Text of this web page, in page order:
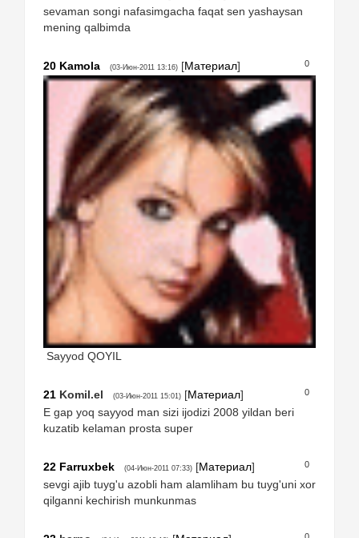
sevaman songi nafasimgacha faqat sen yashaysan
mening qalbimda
0
20 Kamola (03-Июн-2011 13:16) [Материал]
Sayyod QOYIL
0
21 Komil.el (03-Июн-2011 15:01) [Материал]
E gap yoq sayyod man sizi ijodizi 2008 yildan beri
kuzatib kelaman prosta super
0
22 Farruxbek (04-Июн-2011 07:33) [Материал]
sevgi ajib tuyg'u azobli ham alamliham bu tuyg'uni xor
qilganni kechirish munkunmas